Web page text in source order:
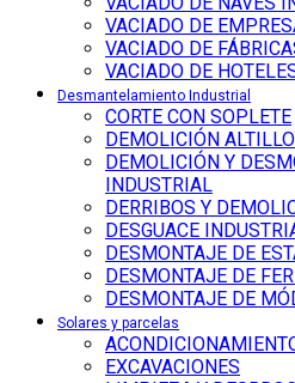
VACIADO DE
VACIADO DE
VACIADO DE
Desmantelamiento Industrial
CORTE CON SOPLETE
DEMOLICIÓN ALTILLO
DEMOLICIÓN Y
INDUSTRIAL
DERRIBOS Y
DESGUACE
DESMONTAJE DE
DESMONTAJE DE
DESMONTAJE DE
Solares y parcelas
EXCAVACIONES